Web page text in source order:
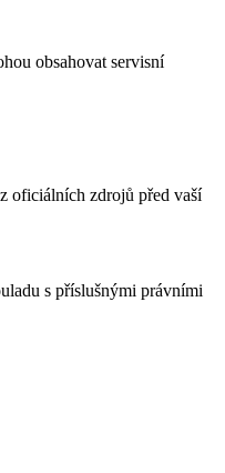
obsahovat servisní
oficiálních zdrojů před vaší
s příslušnými právními